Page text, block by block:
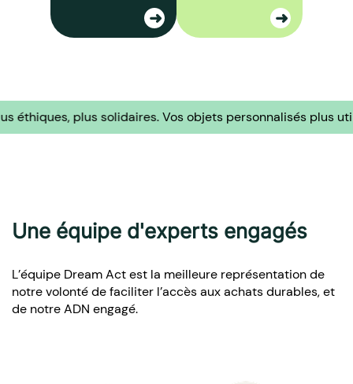
plus solidaires.Vos objets personnalisés plus utiles,
Une équipe d'experts engagés
L’équipe Dream Act est la meilleure représentation de
notre volonté de faciliter l’accès aux achats durables, et
de notre ADN engagé.